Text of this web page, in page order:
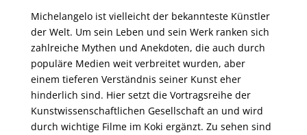
Michelangelo ist vielleicht der bekannteste Künstler
der Welt. Um sein Leben und sein Werk ranken sich
zahlreiche Mythen und Anekdoten, die auch durch
populäre Medien weit verbreitet wurden, aber
einem tieferen Verständnis seiner Kunst eher
hinderlich sind. Hier setzt die Vortragsreihe der
Kunstwissenschaftlichen Gesellschaft an und wird
durch wichtige Filme im Koki ergänzt. Zu sehen sind